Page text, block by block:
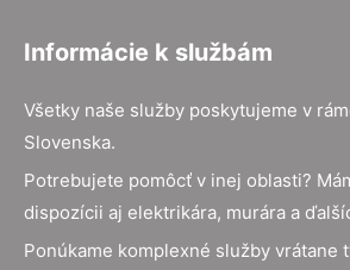
Informácie k službám
Všetky naše služby poskytujeme v
Slovenska.
Potrebujete pomôcť v inej oblasti?
dispozícii aj elektrikára, murára a
Ponúkame komplexné služby vrátane